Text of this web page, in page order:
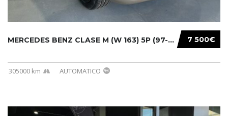
7 500€
MERCEDES BENZ CLASE M (W 163) 5P (97-05) 200...
305000 km AUTOMATICO